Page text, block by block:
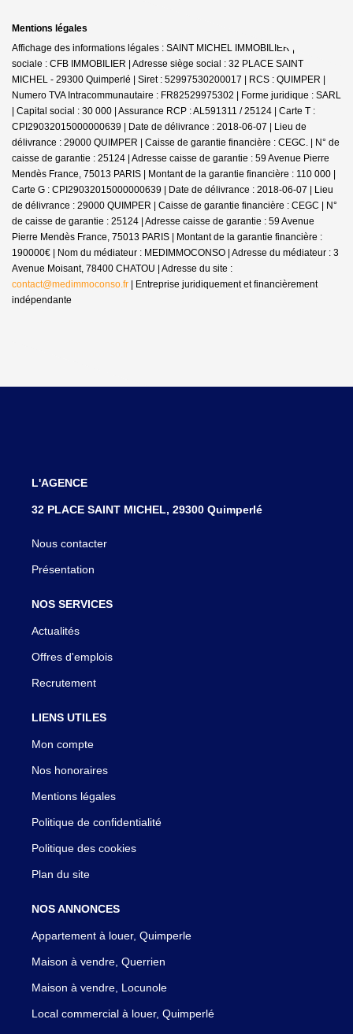
Mentions légales
Affichage des informations légales : SAINT MICHEL IMMOBILIER | Raison
sociale : CFB IMMOBILIER | Adresse siège social : 32 PLACE SAINT
MICHEL - 29300 Quimperlé | Siret : 52997530200017 | RCS : QUIMPER |
Numero TVA Intracommunautaire : FR82529975302 | Forme juridique : SARL
| Capital social : 30 000 | Assurance RCP : AL591311 / 25124 | Carte T :
CPI29032015000000639 | Date de délivrance : 2018-06-07 | Lieu de
délivrance : 29000 QUIMPER | Caisse de garantie financière : CEGC. | N° de
caisse de garantie : 25124 | Adresse caisse de garantie : 59 Avenue Pierre
Mendès France, 75013 PARIS | Montant de la garantie financière : 110 000 |
Carte G : CPI29032015000000639 | Date de délivrance : 2018-06-07 | Lieu
de délivrance : 29000 QUIMPER | Caisse de garantie financière : CEGC | N°
de caisse de garantie : 25124 | Adresse caisse de garantie : 59 Avenue
Pierre Mendès France, 75013 PARIS | Montant de la garantie financière :
190000€ | Nom du médiateur : MEDIMMOCONSO | Adresse du médiateur : 3
Avenue Moisant, 78400 CHATOU | Adresse du site :
contact@medimmoconso.fr | Entreprise juridiquement et financièrement
indépendante
L'AGENCE
32 PLACE SAINT MICHEL, 29300 Quimperlé
Nous contacter
Présentation
NOS SERVICES
Actualités
Offres d'emplois
Recrutement
LIENS UTILES
Mon compte
Nos honoraires
Mentions légales
Politique de confidentialité
Politique des cookies
Plan du site
NOS ANNONCES
Appartement à louer, Quimperle
Maison à vendre, Querrien
Maison à vendre, Locunole
Local commercial à louer, Quimperlé